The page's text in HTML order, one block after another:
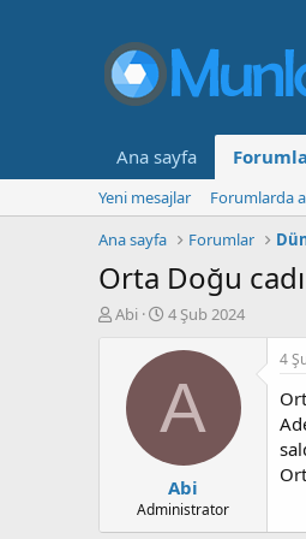
Ana sayfa
Yeni mesajlar
Forumlarda
Ana sayfa
Forumlar
Orta Doğu
K
l
Abi
B
ş
a
n
ı
ç
t
a
4 Şub 2024
A
Abi
Administrator
4